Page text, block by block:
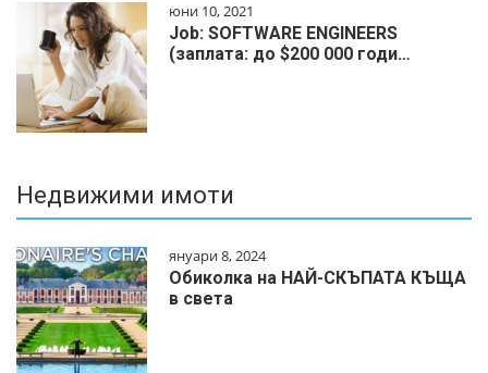
юни 10, 2021
Job: SOFTWARE ENGINEERS
(заплата: до $200 000 годи…
Недвижими имоти
януари 8, 2024
Обиколка на НАЙ-СКЪПАТА КЪЩА
в света